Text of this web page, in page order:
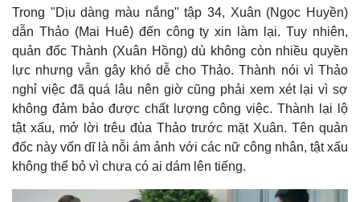
Trong "Dịu dàng màu nắng" tập 34, Xuân (Ngọc Huyền)
dẫn Thảo (Mai Huê) đến công ty xin làm lại. Tuy nhiên,
quản đốc Thành (Xuân Hồng) dù không còn nhiều quyền
lực nhưng vẫn gây khó dễ cho Thảo. Thành nói vì Thảo
nghỉ việc đã quá lâu nên giờ cũng phải xem xét lại vì sợ
không đảm bảo được chất lượng công việc. Thành lại lộ
tật xấu, mở lời trêu đùa Thảo trước mặt Xuân. Tên quản
đốc này vốn dĩ là nỗi ám ảnh với các nữ công nhân, tật xấu
không thể bỏ vì chưa có ai dám lên tiếng.